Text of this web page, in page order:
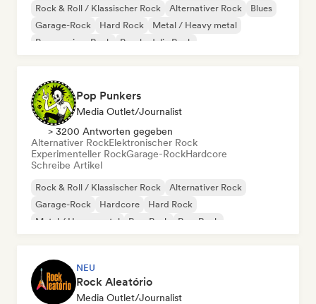
Rock & Roll / Klassischer Rock Alternativer Rock
Blues
Garage-Rock
Hard Rock
Metal / Heavy metal
Progressiver Rock
Psychedelic Rock
Pop Punkers
Media Outlet/Journalist
> 3200 Antworten gegeben
Alternativer RockElektronischer Rock
Experimenteller RockGarage-RockHardcore
Schreibe Artikel
Rock & Roll / Klassischer Rock
Alternativer Rock
Garage-Rock
Hardcore
Hard Rock
Metal / Heavy metal
Pop-Punk Pop-Rock
NEU
Rock Aleatório
Media Outlet/Journalist